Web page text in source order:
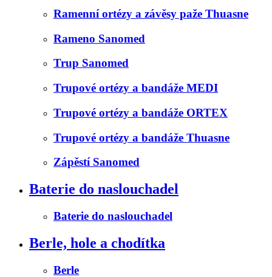
Ramenní ortézy a závěsy paže Thuasne
Rameno Sanomed
Trup Sanomed
Trupové ortézy a bandáže MEDI
Trupové ortézy a bandáže ORTEX
Trupové ortézy a bandáže Thuasne
Zápěstí Sanomed
Baterie do naslouchadel
Baterie do naslouchadel
Berle, hole a chodítka
Berle